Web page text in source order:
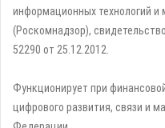
информационных технологий
(Роскомнадзор),
52290 от 25.12.2012.
Функционирует при
цифрового развития, связи и